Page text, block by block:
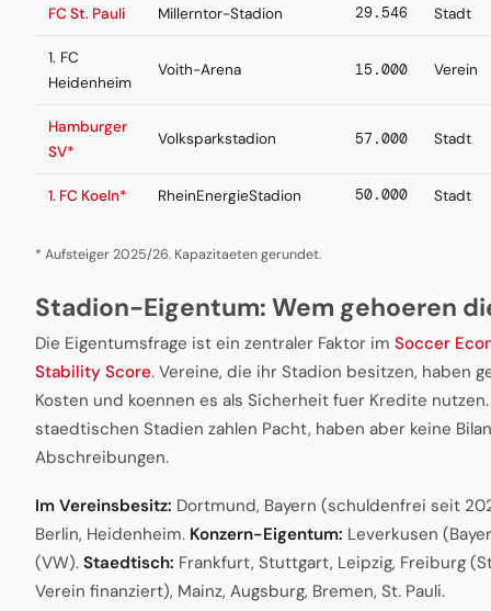
FC St. Pauli Millerntor-Stadion 29.546 Stadt
1. FC
Heidenheim
Voith-Arena 15.000 Verein
Hamburger
SV*
Volksparkstadion 57.000 Stadt
1. FC Koeln* RheinEnergieStadion 50.000 Stadt
* Aufsteiger 2025/26. Kapazitaeten gerundet.
Stadion-Eigentum: Wem gehoeren
Die Eigentumsfrage ist ein zentraler Faktor im Soccer
Stability Score. Vereine, die ihr Stadion besitzen, haben
Kosten und koennen es als Sicherheit fuer Kredite
staedtischen Stadien zahlen Pacht, haben aber keine
Abschreibungen.
Im Vereinsbesitz: Dortmund, Bayern (schuldenfrei seit
Berlin, Heidenheim. Konzern-Eigentum: Leverkusen
(VW). Staedtisch: Frankfurt, Stuttgart, Leipzig, Freiburg
Verein finanziert), Mainz, Augsburg, Bremen, St. Pauli.